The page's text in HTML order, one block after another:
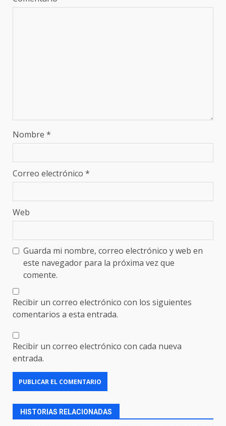
Nombre *
Correo electrónico *
Web
Guarda mi nombre, correo electrónico y web en
este navegador para la próxima vez que
comente.
Recibir un correo electrónico con los siguientes
comentarios a esta entrada.
Recibir un correo electrónico con cada nueva
entrada.
HISTORIAS RELACIONADAS